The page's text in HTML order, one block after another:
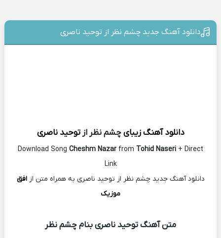
دانلود آهنگ جدید چشم نظر از توحید ناصری
دانلود آهنگ زیبای چشم نظر ازتوحید ناصری
Download Song Cheshm Nazar from Tohid Naseri + Direct
Link
دانلود آهنگ جدید چشم نظر از توحید ناصری به همراه متن ازافق
موزیک
متن آهنگ توحید ناصری بنام چشم نظر